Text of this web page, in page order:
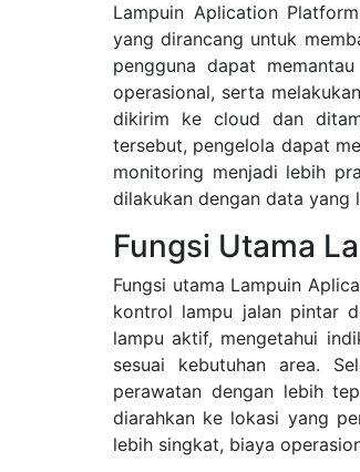
Lampuin Aplication
yang dirancang untuk
pengguna dapat
operasional, serta
dikirim ke cloud dan
tersebut, pengelola dapat
monitoring menjadi lebih
dilakukan dengan data yang
Fungsi Utama
Fungsi utama Lampuin
kontrol lampu jalan pintar
lampu aktif, mengetahui
sesuai kebutuhan area.
perawatan dengan lebih
diarahkan ke lokasi yang
lebih singkat, biaya